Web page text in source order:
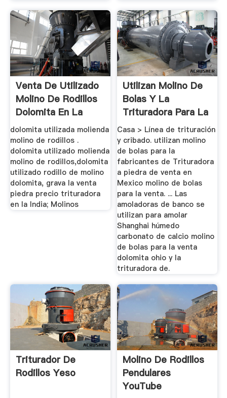
Venta De Utilizado
Molino De Rodillos
Dolomita En La
India
dolomita utilizada molienda
molino de rodillos .
dolomita utilizado molienda
molino de rodillos,dolomita
utilizado rodillo de molino
dolomita, grava la venta
piedra precio trituradora
en la India; Molinos
Utilizan Molino De
Bolas Y La
Trituradora Para La
Venta De ...
Casa > Línea de trituración
y cribado. utilizan molino
de bolas para la
fabricantes de Trituradora
a piedra de venta en
Mexico molino de bolas
para la venta. ... Las
amoladoras de banco se
utilizan para amolar
Shanghai húmedo
carbonato de calcio molino
de bolas para la venta
dolomita ohio y la
trituradora de.
Triturador De
Rodillos Yeso
Molino De Rodillos
Pendulares
YouTube